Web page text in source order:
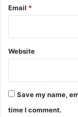
Email *
Website
Save my name,
time I comment.